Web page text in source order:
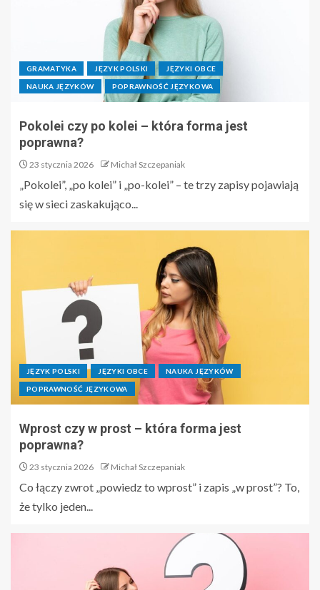
GRAMATYKA JĘZYK POLSKI JĘZYKI OBCE
NAUKA JĘZYKÓW POPRAWNOŚĆ JĘZYKOWA
Pokolei czy po kolei – która forma jest
poprawna?
23 stycznia 2026 Michał Szczepaniak
„Pokolei”, „po kolei” i „po-kolei” – te trzy zapisy pojawiają
się w sieci zaskakująco...
JĘZYK POLSKI JĘZYKI OBCE NAUKA JĘZYKÓW
POPRAWNOŚĆ JĘZYKOWA
Wprost czy w prost – która forma jest
poprawna?
23 stycznia 2026 Michał Szczepaniak
Co łączy zwrot „powiedz to wprost” i zapis „w prost”? To,
że tylko jeden...